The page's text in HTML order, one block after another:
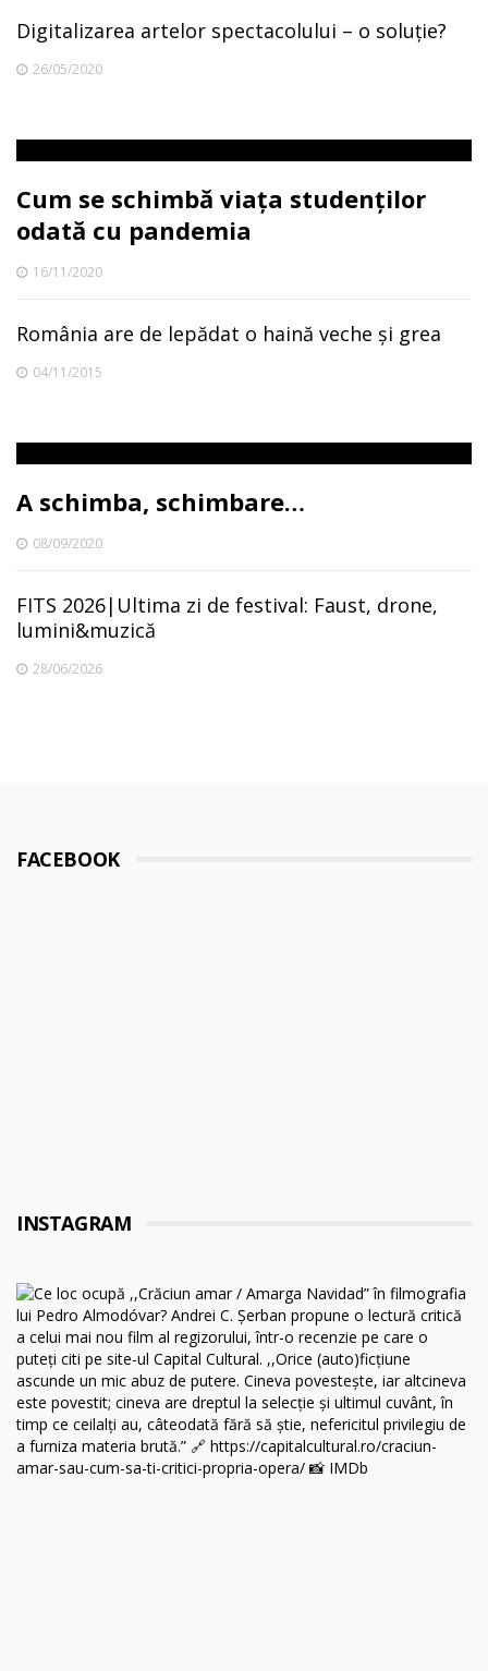
Digitalizarea artelor spectacolului – o soluție?
26/05/2020
Cum se schimbă viața studenților
odată cu pandemia
16/11/2020
România are de lepădat o haină veche și grea
04/11/2015
A schimba, schimbare…
08/09/2020
FITS 2026|Ultima zi de festival: Faust, drone,
lumini&muzică
28/06/2026
FACEBOOK
INSTAGRAM